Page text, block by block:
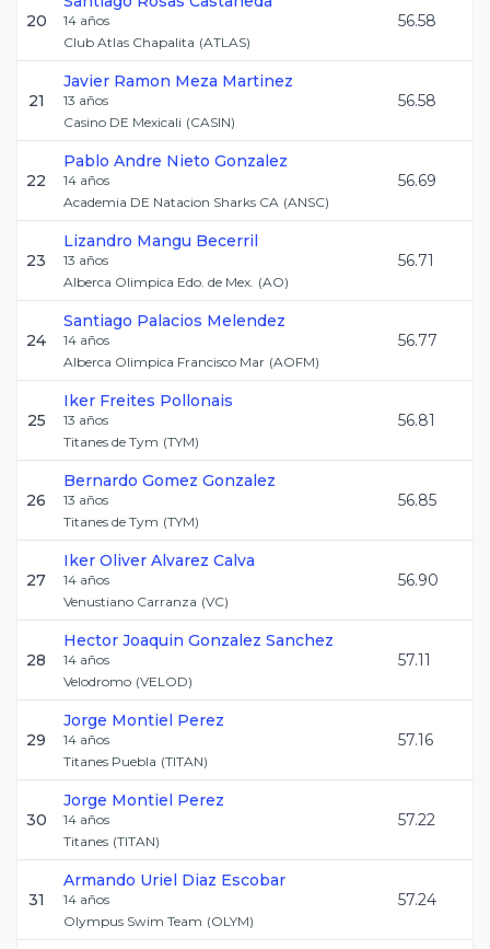
20 14 años
Club Atlas Chapalita (ATLAS)
56.58
21
Javier Ramon Meza Martinez
13 años
Casino DE Mexicali (CASIN)
56.58
22
Pablo Andre Nieto Gonzalez
14 años
Academia DE Natacion Sharks CA (ANSC)
56.69
23
Lizandro Mangu Becerril
13 años
Alberca Olimpica Edo. de Mex. (AO)
56.71
24
Santiago Palacios Melendez
14 años
Alberca Olimpica Francisco Mar (AOFM)
56.77
25
Iker Freites Pollonais
13 años
Titanes de Tym (TYM)
56.81
26
Bernardo Gomez Gonzalez
13 años
Titanes de Tym (TYM)
56.85
27
Iker Oliver Alvarez Calva
14 años
Venustiano Carranza (VC)
56.90
28
Hector Joaquin Gonzalez Sanchez
14 años
Velodromo (VELOD)
57.11
29
Jorge Montiel Perez
14 años
Titanes Puebla (TITAN)
57.16
30
Jorge Montiel Perez
14 años
Titanes (TITAN)
57.22
31
Armando Uriel Diaz Escobar
14 años
Olympus Swim Team (OLYM)
57.24